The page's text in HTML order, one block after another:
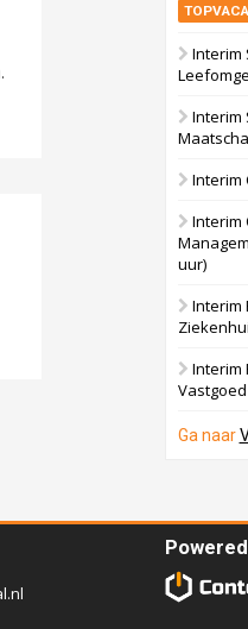
Interim
Interim
Interim
Interim
uur)
Interim
Interim
Ga naar